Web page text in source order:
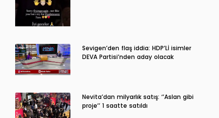
Sevigen’den flaş iddia: HDP’Lİ isimler
DEVA Partisi’nden aday olacak
Nevita’dan milyarlık satış: ‘’Aslan gibi
proje’’ 1 saatte satıldı